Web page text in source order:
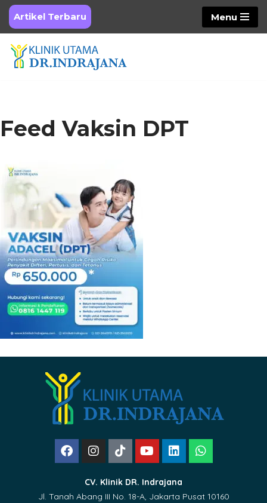
Skip
to
content
Artikel Terbaru Menu
Feed Vaksin DPT
CV. Klinik DR. Indrajana
Jl. Tanah Abang III No. 18-A, Jakarta Pusat 10160